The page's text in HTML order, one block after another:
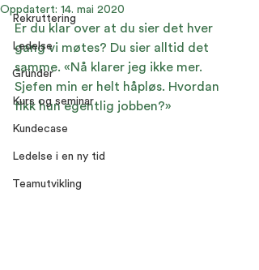
Rekruttering
Ledelse
Gründer
Kurs og seminar
Kundecase
Ledelse i en ny tid
Teamutvikling
Oppdatert: 14. mai 2020
Er du klar over at du sier det hver
gang vi møtes? Du sier alltid det
samme. «Nå klarer jeg ikke mer.
Sjefen min er helt håpløs. Hvordan
fikk hun egentlig jobben?»